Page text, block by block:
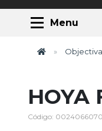
Menu
Código: